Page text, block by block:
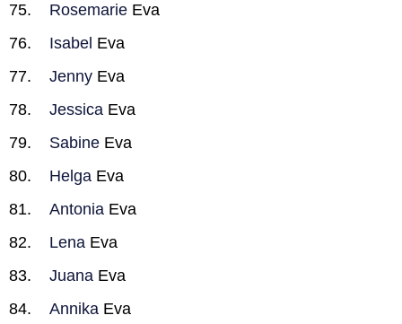
Rosemarie Eva
Isabel Eva
Jenny Eva
Jessica Eva
Sabine Eva
Helga Eva
Antonia Eva
Lena Eva
Juana Eva
Annika Eva